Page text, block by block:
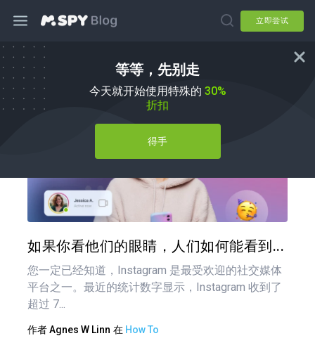
立即尝试
等等，先别走
今天就开始使用特殊的 30%
折扣
得手
如何
如果你看他们的眼睛，人们如何能看到...
您一定已经知道，Instagram 是最受欢迎的社交媒体
平台之一。最近的统计数字显示，Instagram 收到了
超过 7...
作者Agnes W Linn 在 How To